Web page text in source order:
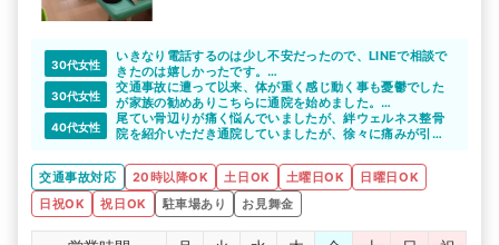
30代女性
いきなり電話するのは少し不安だったので、LINEで相談で
きたのは嬉しかったです。
気になっていた整骨院のメリットを教えてもらえたので、
通院をしたいと思えました。丁寧な対応をしていただいて
感謝しています。
30代女性
交通事故に遭って以来、体が重く感じ動く事も憂鬱でした
が家族の勧めありこちらに通院を始めました。
体が重く車移動なので敷地内に駐車場がある整骨院は非常
に助かりました。先生も優しく定期的に通院を続けていこ
40代女性
尾てい骨辺りが痛く悩んでいましたが、絆ウェルネス整骨
院を紹介いただき通院していましたが、徐々に痛みが引い
交通事故対応
20時以降OK 土日OK 土曜日OK
日曜日OK
日祝OK
祝日OK 駐車場あり お見舞金